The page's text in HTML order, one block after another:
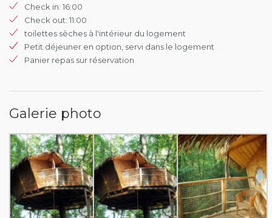
Check in: 16:00
Check out: 11:00
toilettes sèches à l'intérieur du logement
Petit déjeuner en option, servi dans le logement
Panier repas sur réservation
Galerie photo